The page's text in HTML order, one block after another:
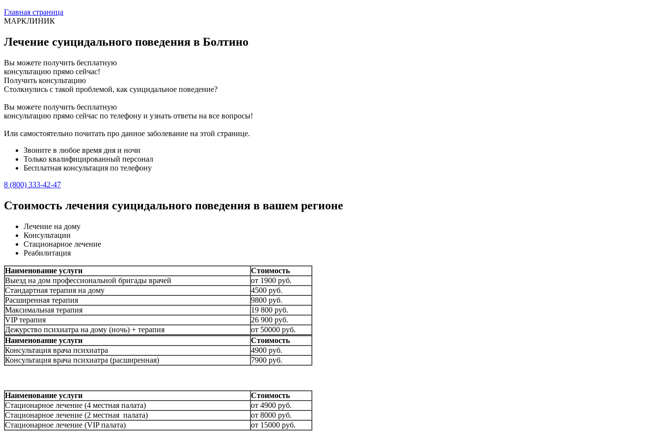
Главная страница
МАРКЛИНИК
Лечение суицидального поведения в Болтино
Вы можете получить бесплатную
консультацию прямо сейчас!
Получить консультацию
Столкнулись с такой проблемой, как суицидальное поведение?
Вы можете получить бесплатную
консультацию прямо сейчас по телефону и узнать ответы на все вопросы!
Или самостоятельно почитать про данное заболевание на этой странице.
Звоните в любое время дня и ночи
Только квалифицированный персонал
Бесплатная консультация по телефону
8 (800) 333-42-47
Стоимость лечения суицидального поведения в вашем регионе
Лечение на дому
Консультации
Стационарное лечение
Реабилитация
Наименование услуги
Стоимость
Выезд на дом профессиональной бригады врачей
от 1900 руб.
Стандартная терапия на дому
4500 руб.
Расширенная терапия
9800 руб.
Максимальная терапия
19 800 руб.
VIP терапия
26 900 руб.
Дежурство психиатра на дому (ночь) + терапия
от 50000 руб.
Наименование услуги
Стоимость
Консультация врача психиатра
4900 руб.
Консультация врача психиатра (расширенная)
7900 руб.
Наименование услуги
Стоимость
Стационарное лечение (4 местная палата)
от 4900 руб.
Стационарное лечение (2 местная палата)
от 8000 руб.
Стационарное лечение (VIP палата)
от 15000 руб.